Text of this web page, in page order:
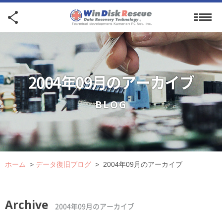
2004年09月のアーカイブ
BLOG
ホーム > データ復旧ブログ > 2004年09月のアーカイブ
Archive 2004年09月のアーカイブ